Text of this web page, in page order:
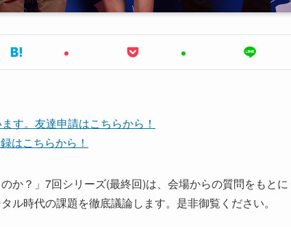
す。友達申請はこちらから！
はこちらから！
か？」7回シリーズ(最終回)は、会場からの質問をもとに
ル時代の課題を徹底議論します。是非御覧ください。